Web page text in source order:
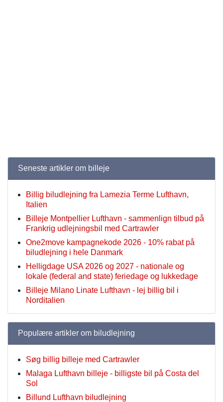
Seneste artikler om billeje
Billig biludlejning fra Lamezia Terme Lufthavn,
Italien
Billeje Montpellier Lufthavn - sammenlign tilbud på
Frankrig udlejningsbil med Cartrawler
One2move kampagnekode 2026 - 10% rabat på
biludlejning i hele Danmark
Helligdage USA 2026 og 2027 - nationale og
lokale (federal and state) feriedage og lukkedage
Billeje Milano Linate Lufthavn - lej billig bil i
Norditalien
Populære artikler om biludlejning
Søg billig billeje med Cartrawler
Malaga Lufthavn billeje - billigste bil på Costa del
Sol
Billund Lufthavn biludlejning